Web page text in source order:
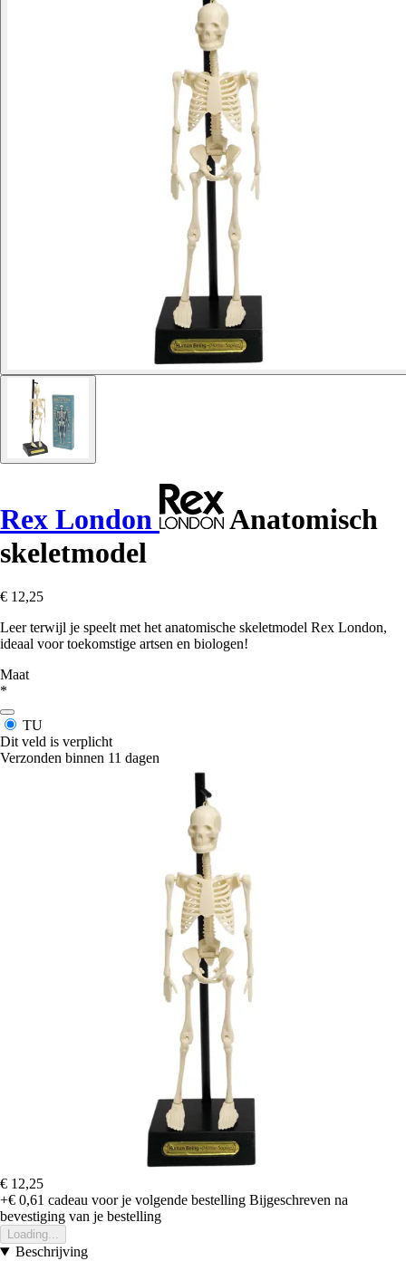
Rex London
Anatomisch
skeletmodel
€ 12,25
Leer terwijl je speelt met het anatomische skeletmodel Rex London,
ideaal voor toekomstige artsen en biologen!
Maat
*
TU
Dit veld is verplicht
Verzonden binnen 11 dagen
€ 12,25
+€ 0,61 cadeau voor je volgende bestelling Bijgeschreven na
bevestiging van je bestelling
Loading...
Beschrijving